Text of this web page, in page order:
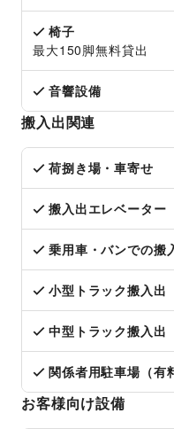
椅子
最大150脚無料貸出
音響設備
搬入出関連
荷捌き場・車寄せ
搬入出エレベーター
乗用車・バンでの搬
小型トラック搬入出
中型トラック搬入出
関係者用駐車場（有
お客様向け設備